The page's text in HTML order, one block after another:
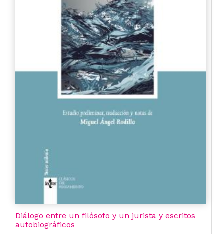
Diálogo entre un filósofo y un jurista y escritos
autobiográficos